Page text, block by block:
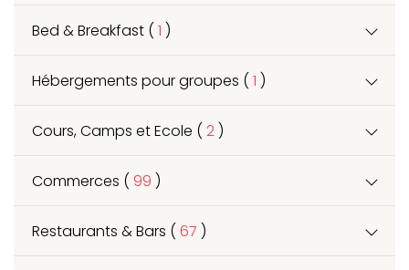
Bed & Breakfast ( 1 )
Hébergements pour groupes ( 1 )
Cours, Camps et Ecole ( 2 )
Commerces ( 99 )
Restaurants & Bars ( 67 )